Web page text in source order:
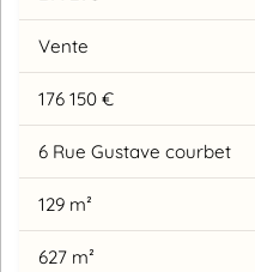
Vente
176 150 €
6 Rue Gustave courbet
129 m²
627 m²